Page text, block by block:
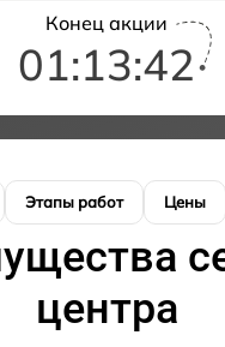
Конец акции
01:13:41
Этапы работ Цены
центра